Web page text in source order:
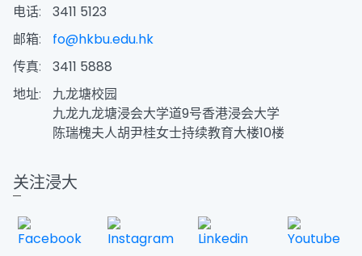
电话:
3411 5123
邮箱:
fo@hkbu.edu.hk
传真:
3411 5888
地址:
九龙塘校园
九龙九龙塘浸会大学道9号香港浸会大学
陈瑞槐夫人胡尹桂女士持续教育大楼10楼
关注浸大